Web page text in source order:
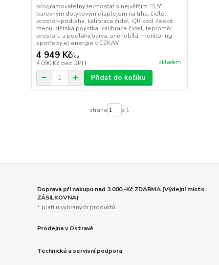
programovatelný termostat s největším "3,5"
barevným dotykovým displejem na trhu, čidlo:
prostor+podlaha, kalibrace čidel, QR kod, české
menu, dětská pojistka, kalibrace čidel, teploměr
prostoru a podlahy,barva: sněhobílá, monitoring
spotřeby el.energie v CZK/W.
4 949 Kč/ks
4 090 Kč bez DPH skladem
Přidat do košíku
strana z 1
Doprava při nákupu nad 3.000,-Kč ZDARMA (Výdejní místo
ZÁSILKOVNA)
* platí u vybraných produktů
Prodejna v Ostravě
Technická a servisní podpora